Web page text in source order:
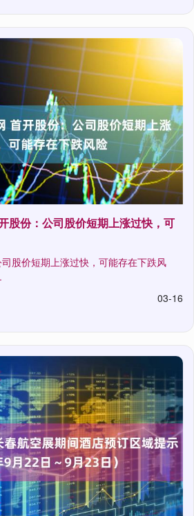
股份：公司股价短期上涨过快，可
司股价短期上涨过快，可能存在下跌风
03-16